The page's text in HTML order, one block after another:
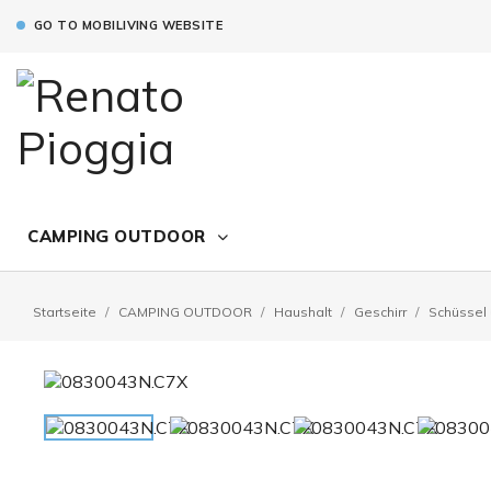
GO TO MOBILIVING WEBSITE
CAMPING OUTDOOR
Startseite CAMPING OUTDOOR Haushalt Geschirr Schüssel